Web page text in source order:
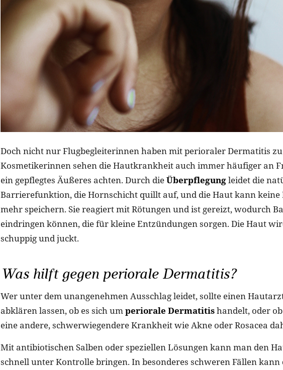
Doch nicht nur Flugbegleiterinnen haben mit perioraler Dermatitis
Kosmetikerinnen sehen die Hautkrankheit auch immer häufiger an
ein gepflegtes Äußeres achten. Durch dieÜberpflegungleidet die
Barrierefunktion, die Hornschicht quillt auf, und die Haut kann keine
mehr speichern. Sie reagiert mit Rötungen und ist gereizt, wodurch
eindringen können, die für kleine Entzündungen sorgen. Die Haut
schuppig und juckt.
Was hilft gegen periorale Dermatitis?
Wer unter dem unangenehmen Ausschlag leidet, sollte einen
abklären lassen, ob es sich umperiorale Dermatitishandelt, oder
eine andere, schwerwiegendere Krankheit wie Akne oder Rosacea
Mit antibiotischen Salben oder speziellen Lösungen kann man den
schnell unter Kontrolle bringen. In besonderes schweren Fällen kann